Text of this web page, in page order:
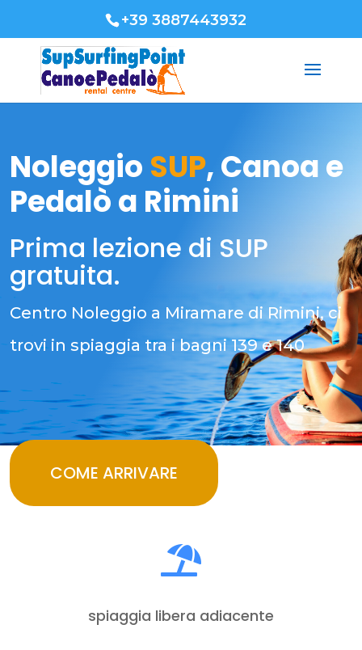
+39 3887443932
Noleggio SUP, Canoa e
Pedalò a Rimini
Prima lezione di SUP
gratuita.
Centro Noleggio a Miramare di Rimini, ci
trovi in spiaggia tra i bagni 139 e 140
COME ARRIVARE

spiaggia libera adiacente